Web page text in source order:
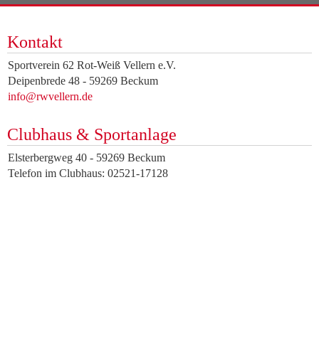
Kontakt
Sportverein 62 Rot-Weiß Vellern e.V.
Deipenbrede 48 - 59269 Beckum
info@rwvellern.de
Clubhaus & Sportanlage
Elsterbergweg 40 - 59269 Beckum
Telefon im Clubhaus: 02521-17128